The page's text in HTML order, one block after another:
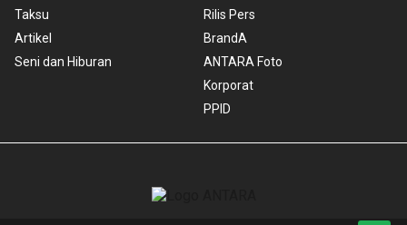
Taksu
Artikel
Seni dan Hiburan
Rilis Pers
BrandA
ANTARA Foto
Korporat
PPID